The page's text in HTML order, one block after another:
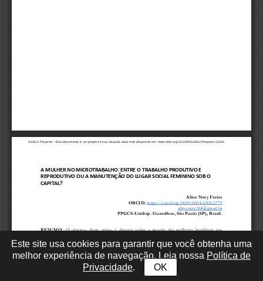
Este site usa cookies para garantir que você obtenha uma
melhor experiência de navegação. Leia nossa Política de
Privacidade. OK